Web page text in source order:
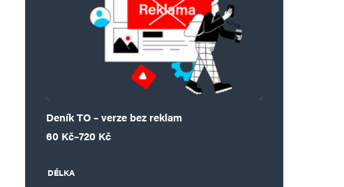
Deník TO – verze bez reklam
60 Kč–720 Kč
Rozpětí cen: 60 Kč až 720 Kč
DÉLKA